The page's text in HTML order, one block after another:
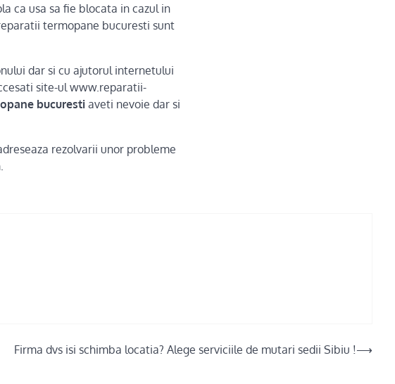
ca usa sa fie blocata in cazul in
termopane bucuresti sunt
dar si cu ajutorul internetului
site-ul www.reparatii-
bucuresti aveti nevoie dar si
rezolvarii unor probleme
Firma dvs isi schimba locatia? Alege serviciile de mutari sedii Sibiu !⟶